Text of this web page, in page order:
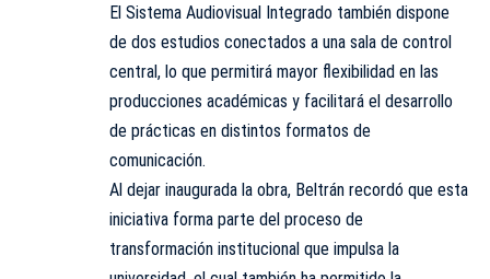
El Sistema Audiovisual Integrado también dispone
de dos estudios conectados a una sala de control
central, lo que permitirá mayor flexibilidad en las
producciones académicas y facilitará el desarrollo
de prácticas en distintos formatos de
comunicación.
Al dejar inaugurada la obra, Beltrán recordó que esta
iniciativa forma parte del proceso de
transformación institucional que impulsa la